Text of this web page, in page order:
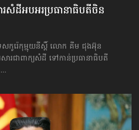
រសំដី​អបអរ​ប្រធានាធិបតី​ចិន
េសកូរ៉េកុម្មុយនីស្ដិ៍ លោក គីម ជុងអ៊ុន
ារជាពាក្យសំដី ទៅកាន់ប្រធានាធិបតី